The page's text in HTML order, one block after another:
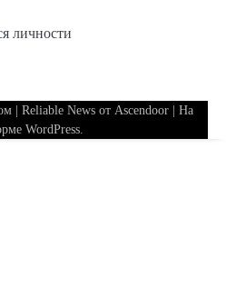
личности
| Reliable News от Ascendoor| На
WordPress.